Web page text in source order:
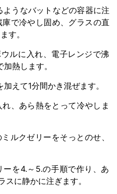
うなバットなどの容器に注
で冷やし固め、グラスの直
す。
ルに入れ、電子レンジで沸
熱します。
加えて1分間かき混ぜます。
、あら熱をとって冷やしま
ルクゼリーをそっとのせ、
を4.～5.の手順で作り、あ
スに静かに注ぎます。